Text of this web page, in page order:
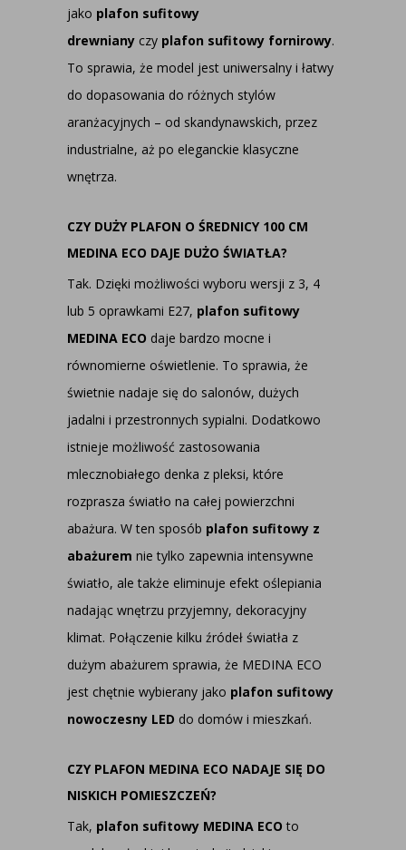
jako plafon sufitowy
drewniany czy plafon sufitowy fornirowy.
To sprawia, że model jest uniwersalny i łatwy
do dopasowania do różnych stylów
aranżacyjnych – od skandynawskich, przez
industrialne, aż po eleganckie klasyczne
wnętrza.
CZY DUŻY PLAFON O ŚREDNICY 100 CM
MEDINA ECO DAJE DUŻO ŚWIATŁA?
Tak. Dzięki możliwości wyboru wersji z 3, 4
lub 5 oprawkami E27, plafon sufitowy
MEDINA ECO daje bardzo mocne i
równomierne oświetlenie. To sprawia, że
świetnie nadaje się do salonów, dużych
jadalni i przestronnych sypialni. Dodatkowo
istnieje możliwość zastosowania
mlecznobiałego denka z pleksi, które
rozprasza światło na całej powierzchni
abażura. W ten sposób plafon sufitowy z
abażurem nie tylko zapewnia intensywne
światło, ale także eliminuje efekt oślepiania
nadając wnętrzu przyjemny, dekoracyjny
klimat. Połączenie kilku źródeł światła z
dużym abażurem sprawia, że MEDINA ECO
jest chętnie wybierany jako plafon sufitowy
nowoczesny LED do domów i mieszkań.
CZY PLAFON MEDINA ECO NADAJE SIĘ DO
NISKICH POMIESZCZEŃ?
Tak, plafon sufitowy MEDINA ECO to